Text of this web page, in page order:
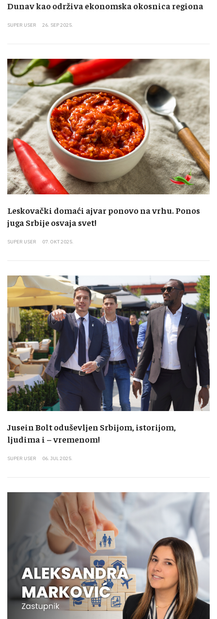
Dunav kao održiva ekonomska okosnica regiona
SUPER USER 26. SEP 2025.
Leskovački domaći ajvar ponovo na vrhu. Ponos
juga Srbije osvaja svet!
SUPER USER 07. OKT 2025.
Jusein Bolt oduševljen Srbijom, istorijom,
ljudima i – vremenom!
SUPER USER 06. JUL 2025.